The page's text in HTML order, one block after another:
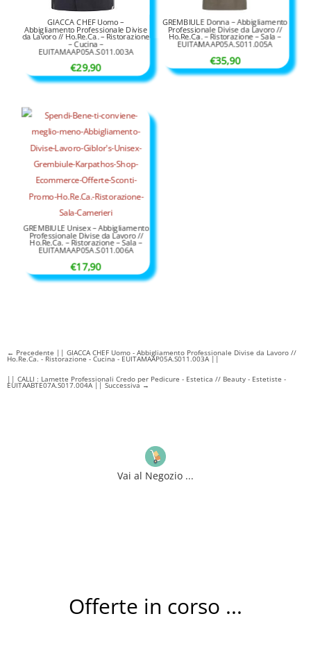
GIACCA CHEF Uomo –
Abbigliamento Professionale Divise
da Lavoro // Ho.Re.Ca. – Ristorazione
– Cucina –
EUITAMAAP05A.S011.003A
€29,90
GREMBIULE Donna – Abbigliamento
Professionale Divise da Lavoro //
Ho.Re.Ca. – Ristorazione – Sala –
EUITAMAAP05A.S011.005A
€35,90
GREMBIULE Unisex – Abbigliamento
Professionale Divise da Lavoro //
Ho.Re.Ca. – Ristorazione – Sala –
EUITAMAAP05A.S011.006A
€17,90
← Precedente || GIACCA CHEF Uomo - Abbigliamento Professionale Divise da Lavoro //
Ho.Re.Ca. - Ristorazione - Cucina - EUITAMAAP05A.S011.003A ||
|| CALLI : Lamette Professionali Credo per Pedicure - Estetica // Beauty - Estetiste -
EUITAABTE07A.S017.004A || Successiva →
Vai al Negozio ...
Offerte in corso ...